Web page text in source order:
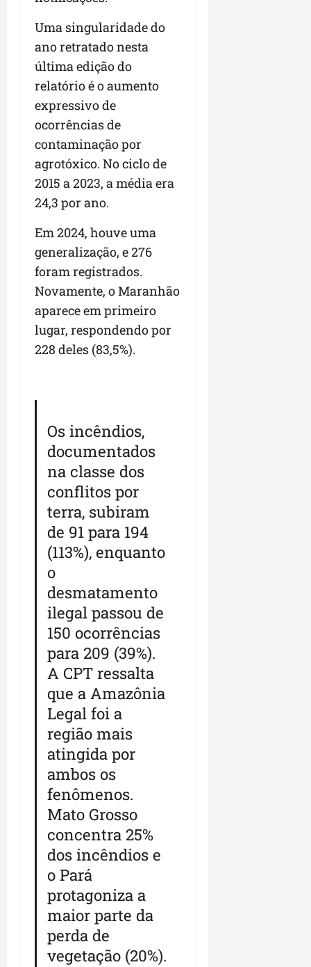
Uma singularidade do
ano retratado nesta
última edição do
relatório é o aumento
expressivo de
ocorrências de
contaminação por
agrotóxico. No ciclo de
2015 a 2023, a média era
24,3 por ano.
Em 2024, houve uma
generalização, e 276
foram registrados.
Novamente, o Maranhão
aparece em primeiro
lugar, respondendo por
228 deles (83,5%).
Os incêndios,
documentados
na classe dos
conflitos por
terra, subiram
de 91 para 194
(113%), enquanto
o
desmatamento
ilegal passou de
150 ocorrências
para 209 (39%).
A CPT ressalta
que a Amazônia
Legal foi a
região mais
atingida por
ambos os
fenômenos.
Mato Grosso
concentra 25%
dos incêndios e
o Pará
protagoniza a
maior parte da
perda de
vegetação (20%).